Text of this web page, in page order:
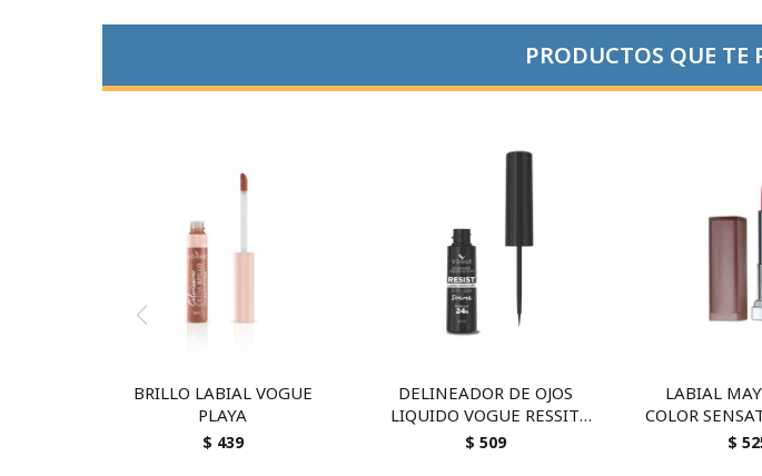
PRODUCTOS QUE TE
BRILLO LABIAL VOGUE
PLAYA
$ 439
DELINEADOR DE OJOS
LIQUIDO VOGUE RESSIT
NEGRO
$ 509
LABIAL
COLOR
$